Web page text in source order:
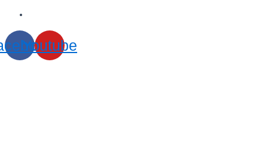
Youtube